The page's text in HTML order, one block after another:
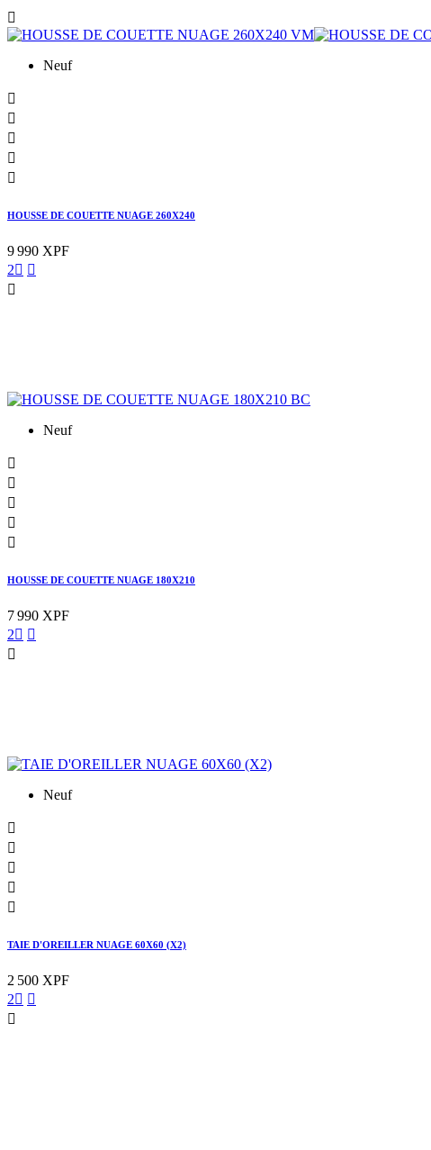

Neuf





HOUSSE DE COUETTE NUAGE 260X240
9 990 XPF
2 

Neuf





HOUSSE DE COUETTE NUAGE 180X210
7 990 XPF
2 

Neuf





TAIE D'OREILLER NUAGE 60X60 (X2)
2 500 XPF
2 
